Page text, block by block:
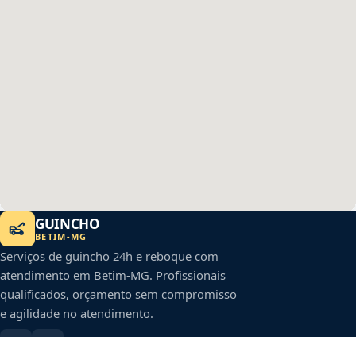
GUINCHO
BETIM-MG
Serviços de guincho 24h e reboque com
atendimento em Betim-MG. Profissionais
qualificados, orçamento sem compromisso
e agilidade no atendimento.